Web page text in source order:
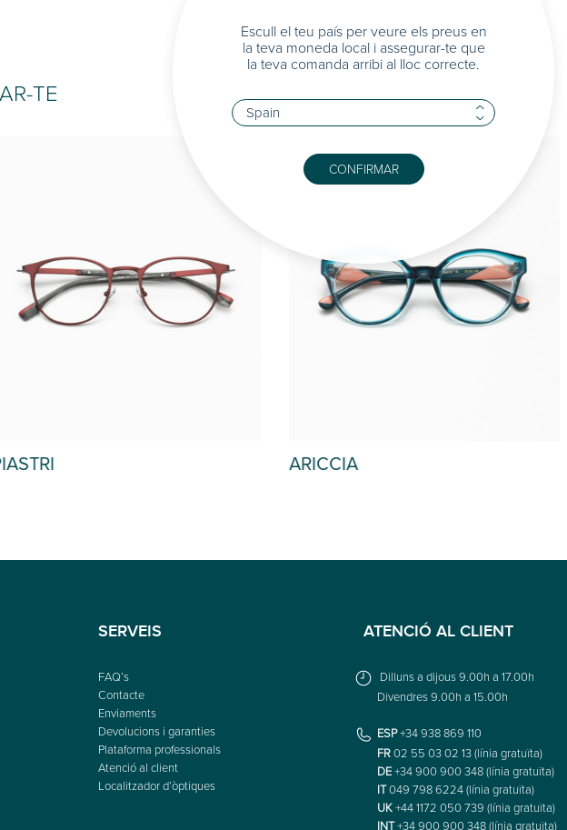
TE
SERVEIS
FAQ’s
Contacte
Enviaments
Devolucions i garanties
Plataforma professionals
Atenció al client
Localitzador d’òptiques
ATENCIÓ AL CLIENT
Dilluns a dijous 9.00h a 17.00h
Divendres 9.00h a 15.00h
ESP+34 938 869 110
FR02 55 03 02 13 (línia gratuïta)
DE+34 900 900 348 (línia gratuïta)
IT049 798 6224 (línia gratuïta)
UK+44 1172 050 739 (línia gratuïta)
INT+34 900 900 348 (línia gratuïta)
Escull el teu país per veure els preus en
la teva moneda local i assegurar-te que
la teva comanda arribi al lloc correcte.
CONFIRMAR